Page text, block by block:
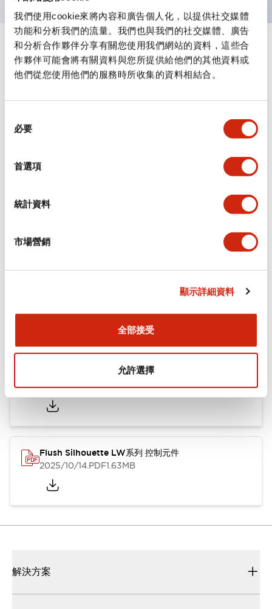
我們使用cookie來將內容和廣告個人化，以提供社交媒體
功能和分析我們的流量。我們也與我們的社交媒體、廣告
和分析合作夥伴分享有關您使用我們網站的資料，這些合
作夥伴可能會將有關資料與您所提供給他們的其他資料或
他們從您使用他們的服務時所收集的資料相結合。
必要
首選項
統計資料
市場營銷
顯示詳細資料
全部接受
允許選擇
規格 顯示全部
審美規範
安裝和安裝規範
認證與標準
Flush Silhouette LW系列 控制元件 (英文版)
2025/09/19.PDF1.23MB
Flush Silhouette LW系列 控制元件
2025/10/14.PDF1.63MB
解決方案